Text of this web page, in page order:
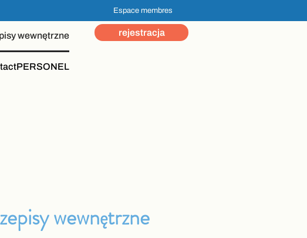
Espace membres
wewnętrzne
PERSONEL
rejestracja
wewnętrzne